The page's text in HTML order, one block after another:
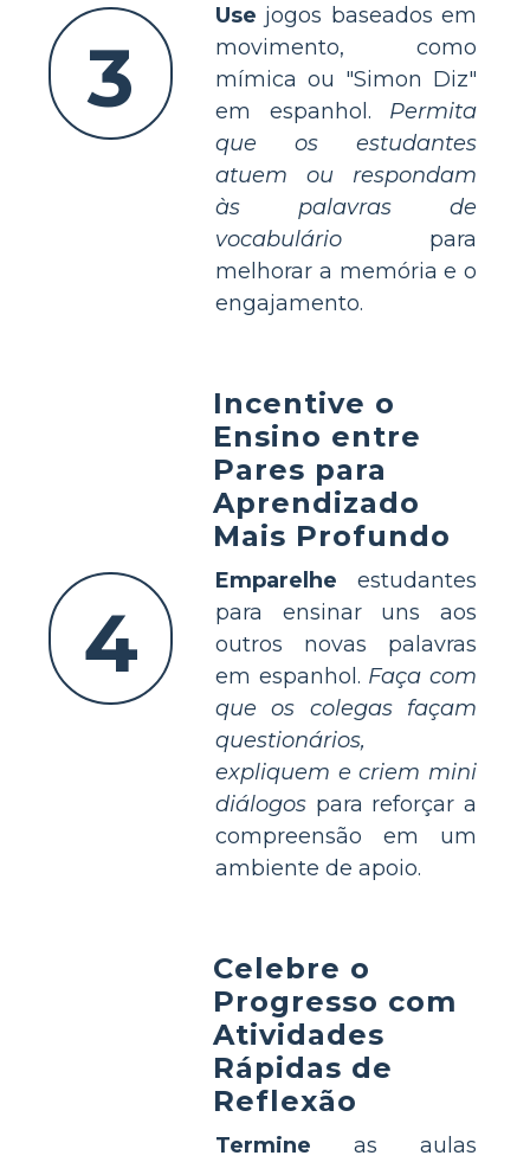
3
Use jogos baseados em
movimento, como
mímica ou "Simon Diz"
em espanhol. Permita
que os estudantes
atuem ou respondam
às palavras de
vocabulário para
melhorar a memória e o
engajamento.
4
Incentive o
Ensino entre
Pares para
Aprendizado
Mais Profundo
Emparelhe estudantes
para ensinar uns aos
outros novas palavras
em espanhol. Faça com
que os colegas façam
questionários,
expliquem e criem mini
diálogos para reforçar a
compreensão em um
ambiente de apoio.
Celebre o
Progresso com
Atividades
Rápidas de
Reflexão
Termine as aulas